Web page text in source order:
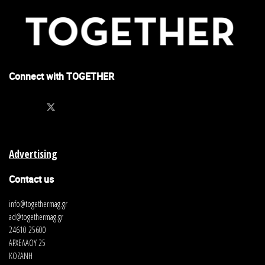
Connect with TOGETHER
Advertising
Contact us
info@togethermag.gr
ad@togethermag.gr
24610 25600
ΑΡΧΕΛΑΟΥ 25
ΚΟΖΑΝΗ